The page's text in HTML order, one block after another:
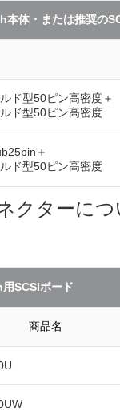
体・または推奨の
ド型50ピン高密度＋
ド型50ピン高密度
＋
ド型50ピン高密度
クターに
SCSIボード
商品名